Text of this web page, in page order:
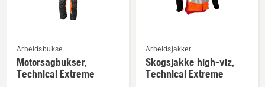
Se
flere
detaljer
Arbeidsbukse
Motorsagbukser,
Technical Extreme
Se
flere
detaljer
Arbeidsjakker
Skogsjakke high-viz,
Technical Extreme